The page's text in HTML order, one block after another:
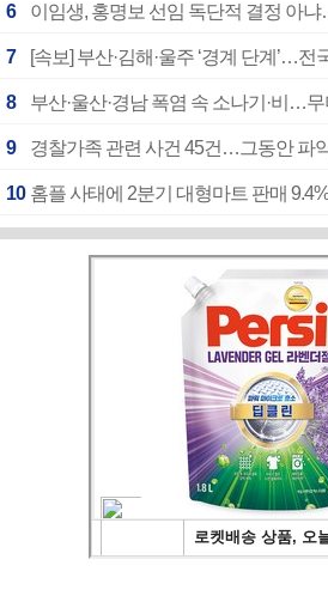
6 이임생, 홍명보 선임 독단적 결정 아
7 [속보] 부산·김해·울주 ‘경계 단계’…전
8 부산·울산·경남 폭염 속 소나기·비…
9 경찰가족 관련 사건 45건…그동안 파
10 홈플 사태에 2분기 대형마트 판매